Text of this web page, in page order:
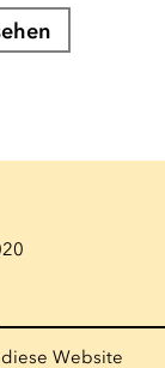
Website